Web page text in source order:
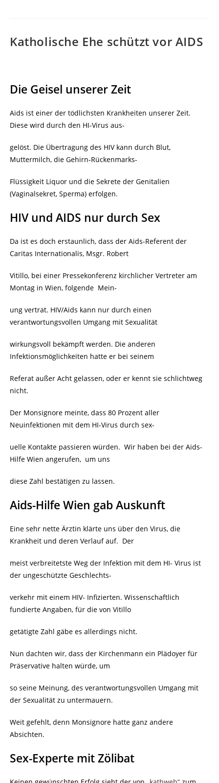
Katholische Ehe schützt vor AIDS
Die Geisel unserer Zeit
Aids ist einer der tödlichsten Krankheiten unserer Zeit.
Diese wird durch den HI-Virus aus-
gelöst. Die Übertragung des HIV kann durch Blut,
Muttermilch, die Gehirn-Rückenmarks-
Flüssigkeit Liquor und die Sekrete der Genitalien
(Vaginalsekret, Sperma) erfolgen.
HIV und AIDS nur durch Sex
Da ist es doch erstaunlich, dass der Aids-Referent der
Caritas Internationalis, Msgr. Robert
Vitillo, bei einer Pressekonferenz kirchlicher Vertreter am
Montag in Wien, folgende Mein-
ung vertrat. HIV/Aids kann nur durch einen
verantwortungsvollen Umgang mit Sexualität
wirkungsvoll bekämpft werden. Die anderen
Infektionsmöglichkeiten hatte er bei seinem
Referat außer Acht gelassen, oder er kennt sie schlichtweg
nicht.
Der Monsignore meinte, dass 80 Prozent aller
Neuinfektionen mit dem HI-Virus durch sex-
uelle Kontakte passieren würden. Wir haben bei der Aids-
Hilfe Wien angerufen, um uns
diese Zahl bestätigen zu lassen.
Aids-Hilfe Wien gab Auskunft
Eine sehr nette Ärztin klärte uns über den Virus, die
Krankheit und deren Verlauf auf. Der
meist verbreitetste Weg der Infektion mit dem HI- Virus ist
der ungeschützte Geschlechts-
verkehr mit einem HIV- Infizierten. Wissenschaftlich
fundierte Angaben, für die von Vitillo
getätigte Zahl gäbe es allerdings nicht.
Nun dachten wir, dass der Kirchenmann ein Plädoyer für
Präservative halten würde, um
so seine Meinung, des verantwortungsvollen Umgang mit
der Sexualität zu untermauern.
Weit gefehlt, denn Monsignore hatte ganz andere
Absichten.
Sex-Experte mit Zölibat